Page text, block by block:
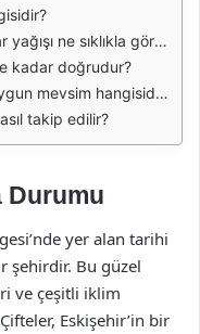
ne sıklıkla görülür?
kadar doğrudur?
mevsim hangisidir?
takip edilir?
Durumu
yer alan tarihi
şehirdir. Bu güzel
ve çeşitli iklim
Eskişehir’in bir